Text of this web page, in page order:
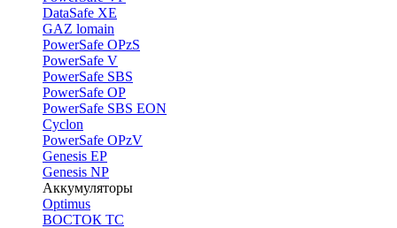
DataSafe XE
GAZ lomain
PowerSafe OPzS
PowerSafe V
PоwerSafe SBS
PowerSafe OP
PоwerSafe SBS EON
Cyclon
PowerSafe OPzV
Genesis EP
Genesis NP
Аккумуляторы
Optimus
ВОСТОК ТС